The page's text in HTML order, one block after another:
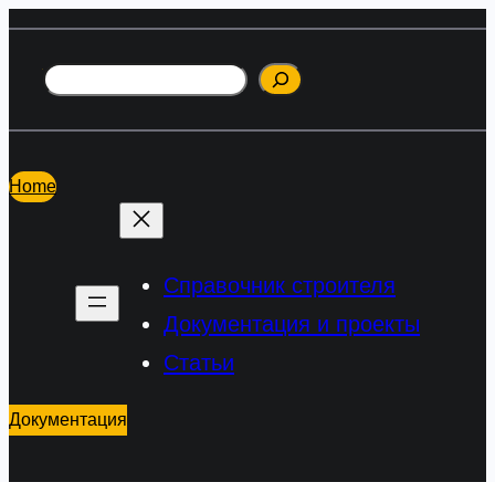
содержимому
Поиск
Home
Справочник строителя
Документация и проекты
Статьи
Документация